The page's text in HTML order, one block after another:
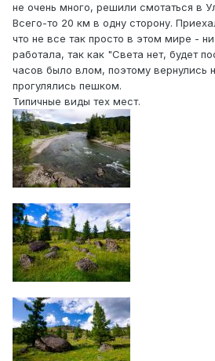
не очень много, решили смотаться в
Всего-то 20 км в одну сторону.
что не все так просто в этом мире -
работала, так как "Света нет, будет
часов было влом, поэтому вернулись
прогулялись пешком.
Типичные виды тех мест.